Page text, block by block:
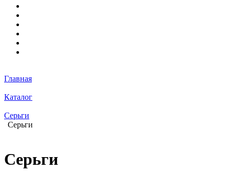
Главная
Каталог
Серьги
Серьги
Серьги